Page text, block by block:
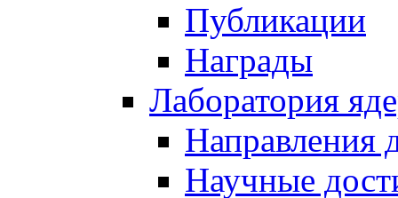
Публикации
Награды
Лаборатория
Направления
Научные